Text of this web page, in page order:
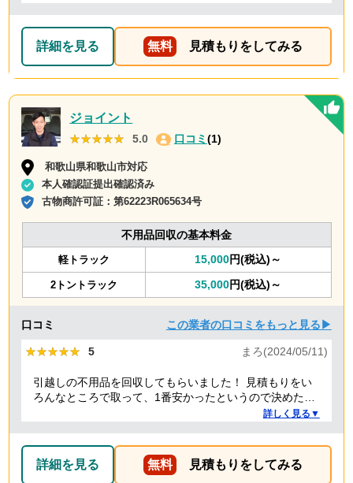
詳細を見る 無料 見積もりをしてみる
ジョイント
★★★★★
★★★★★ 5.0 口コミ (1)
和歌山県和歌山市対応
本人確認証提出確認済み
古物商許可証：第62223R065634号
不用品回収の基本料金
軽トラック 15,000円(税込)～
2トントラック 35,000円(税込)～
口コミ この業者の口コミをもっと見る▶
★★★★★
★★★★★ 5 まろ(2024/05/11)
引越しの不用品を回収してもらいました！ 見積もりをい
ろんなところで取って、1番安かったというので決めたの
ですが、 対応や話し方も、丁寧で優しく、 作業自体も素
詳しく見る▼
詳細を見る 無料 見積もりをしてみる